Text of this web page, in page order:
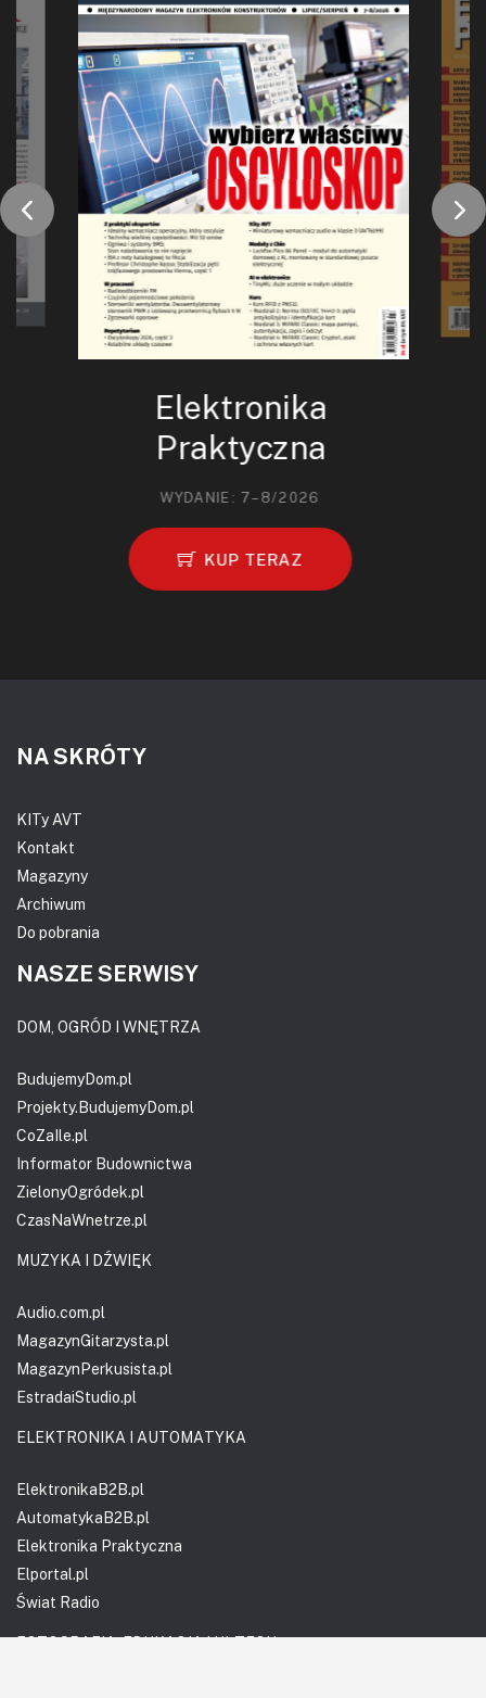
Elektronika
Praktyczna
WYDANIE: 7–8/2026
KUP TERAZ
NA SKRÓTY
KITy AVT
Kontakt
Magazyny
Archiwum
Do pobrania
NASZE SERWISY
DOM, OGRÓD I WNĘTRZA
BudujemyDom.pl
Projekty.BudujemyDom.pl
CoZaIle.pl
Informator Budownictwa
ZielonyOgródek.pl
CzasNaWnetrze.pl
MUZYKA I DŹWIĘK
Audio.com.pl
MagazynGitarzysta.pl
MagazynPerkusista.pl
EstradaiStudio.pl
ELEKTRONIKA I AUTOMATYKA
ElektronikaB2B.pl
AutomatykaB2B.pl
Elektronika Praktyczna
Elportal.pl
Świat Radio
FOTOGRAFIA, EDUKACJA I HI-TECH